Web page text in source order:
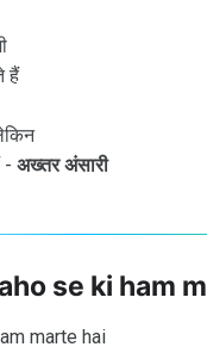
हैं
- अख्तर अंसारी
se ki ham
marte hai